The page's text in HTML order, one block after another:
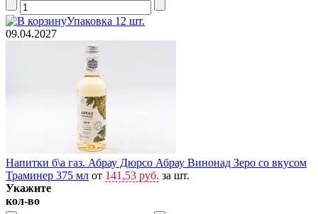
Упаковка 12 шт.
09.04.2027
Напитки б\а газ. Абрау Дюрсо Абрау Винонад Зеро со вкусом
Траминер 375 мл от 141,53 руб. за шт.
Укажите
кол-во